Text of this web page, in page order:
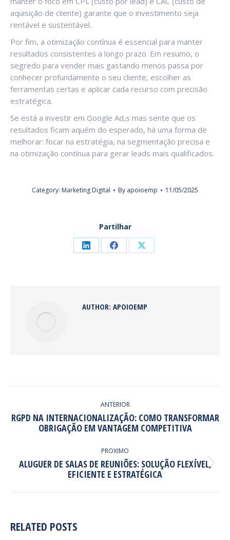
aquisição de cliente) garante que o investimento seja
rentável e sustentável.
Por fim, a otimização contínua é essencial para manter
resultados consistentes a longo prazo. Em resumo, o
segredo para vender mais gastando menos passa por
conhecer profundamente o seu cliente, escolher as
ferramentas certas e aplicar cada recurso com precisão
estratégica.
Se está a investir em Google Ad,s mas sente que os
resultados ficam aquém do esperado, há uma forma de
melhorar: focar na estratégia, na segmentação precisa e
na otimização contínua para gerar leads mais qualificados.
Category: Marketing Digital By apoioemp 11/05/2025
Partilhar
Share Share Share
AUTHOR: APOIOEMP
NAVIGATION
ANTERIOR
Previous
post:
RGPD NA INTERNACIONALIZAÇÃO: COMO TRANSFORMAR
OBRIGAÇÃO EM VANTAGEM COMPETITIVA
PROXIMO
Next
post:
ALUGUER DE SALAS DE REUNIÕES: SOLUÇÃO FLEXÍVEL,
EFICIENTE E ESTRATÉGICA
RELATED POSTS